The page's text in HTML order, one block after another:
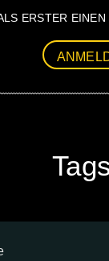
ERSTER